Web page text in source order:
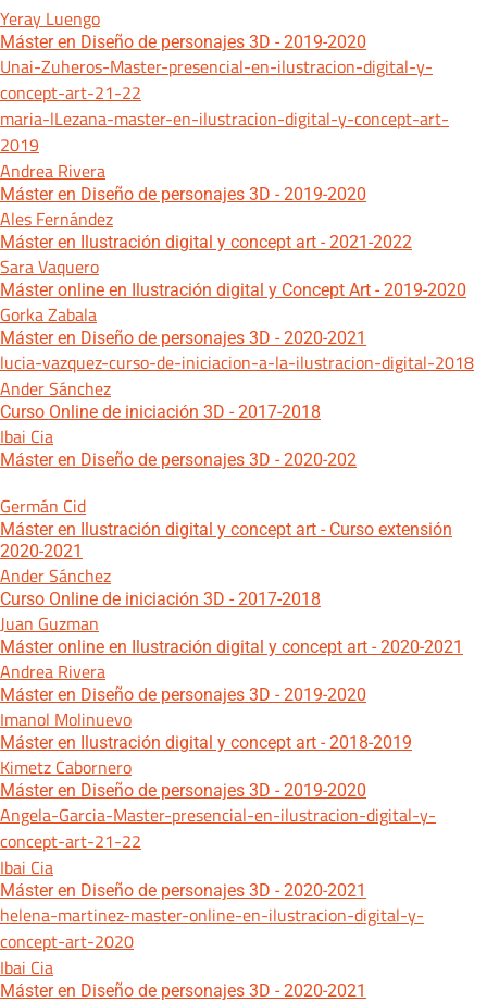
Yeray Luengo
Máster en Diseño de personajes 3D - 2019-2020
Unai-Zuheros-Master-presencial-en-ilustracion-digital-y-
concept-art-21-22
maria-lLezana-master-en-ilustracion-digital-y-concept-art-
2019
Andrea Rivera
Máster en Diseño de personajes 3D - 2019-2020
Ales Fernández
Máster en Ilustración digital y concept art - 2021-2022
Sara Vaquero
Máster online en Ilustración digital y Concept Art - 2019-2020
Gorka Zabala
Máster en Diseño de personajes 3D - 2020-2021
lucia-vazquez-curso-de-iniciacion-a-la-ilustracion-digital-2018
Ander Sánchez
Curso Online de iniciación 3D - 2017-2018
Ibai Cia
Máster en Diseño de personajes 3D - 2020-202
Germán Cid
Máster en Ilustración digital y concept art - Curso extensión
2020-2021
Ander Sánchez
Curso Online de iniciación 3D - 2017-2018
Juan Guzman
Máster online en Ilustración digital y concept art - 2020-2021
Andrea Rivera
Máster en Diseño de personajes 3D - 2019-2020
Imanol Molinuevo
Máster en Ilustración digital y concept art - 2018-2019
Kimetz Cabornero
Máster en Diseño de personajes 3D - 2019-2020
Angela-Garcia-Master-presencial-en-ilustracion-digital-y-
concept-art-21-22
Ibai Cia
Máster en Diseño de personajes 3D - 2020-2021
helena-martinez-master-online-en-ilustracion-digital-y-
concept-art-2020
Ibai Cia
Máster en Diseño de personajes 3D - 2020-2021